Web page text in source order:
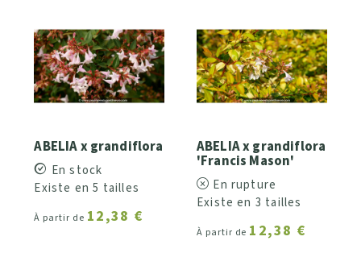
ABELIA x grandiflora
En stock
Existe en 5 tailles
À partir de 12,38 €
ABELIA x grandiflora
'Francis Mason'
En rupture
Existe en 3 tailles
À partir de 12,38 €